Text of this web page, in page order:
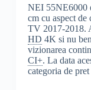
NEI 55NE6000
cm cu aspect de
TV 2017-2018.
HD 4K si nu
vizionarea
CI+. La data
categoria de